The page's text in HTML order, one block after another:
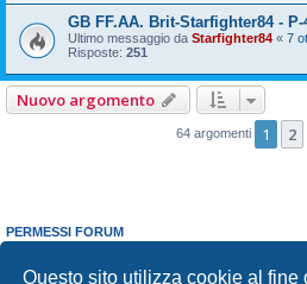
Questo sito utilizza cookie al fine
GB FF.AA. Brit-Starfighter84 -
Ultimo messaggio da Starfighter84 « 7
Risposte: 251
Nuovo argomento
64 argomenti 1 2
PERMESSI FORUM
Non puoirispondere negli argomenti